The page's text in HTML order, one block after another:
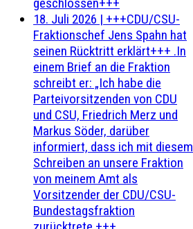
18. Juli 2026 | +++CDU/CSU-
Fraktionschef Jens Spahn hat
seinen Rücktritt erklärt+++ .In
einem Brief an die Fraktion
schreibt er: „Ich habe die
Parteivorsitzenden von CDU
und CSU, Friedrich Merz und
Markus Söder, darüber
informiert, dass ich mit diesem
Schreiben an unsere Fraktion
von meinem Amt als
Vorsitzender der CDU/CSU-
Bundestagsfraktion